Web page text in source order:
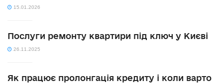
15.01.2026
Послуги ремонту квартири під ключ у Києві
26.11.2025
Як працює пролонгація кредиту і коли варто